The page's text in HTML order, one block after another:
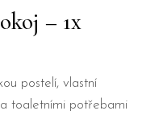
– 1x
postelí, vlastní
toaletními potřebami